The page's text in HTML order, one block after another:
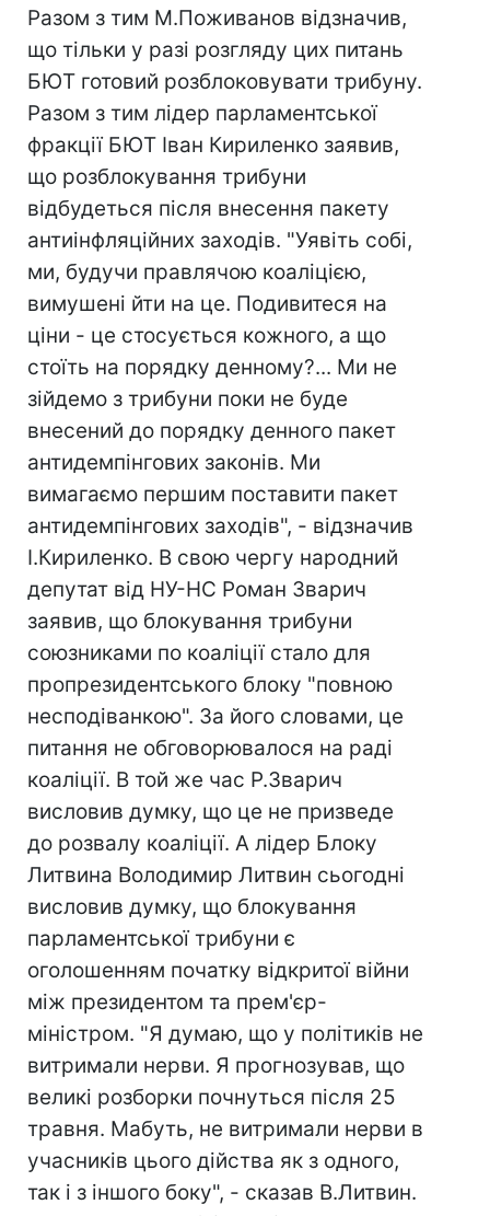
Разом з тим М.Поживанов відзначив,
що тільки у разі розгляду цих питань
БЮТ готовий розблоковувати трибуну.
Разом з тим лідер парламентської
фракції БЮТ Іван Кириленко заявив,
що розблокування трибуни
відбудеться після внесення пакету
антиінфляційних заходів. "Уявіть собі,
ми, будучи правлячою коаліцією,
вимушені йти на це. Подивитеся на
ціни - це стосується кожного, а що
стоїть на порядку денному?... Ми не
зійдемо з трибуни поки не буде
внесений до порядку денного пакет
антидемпінгових законів. Ми
вимагаємо першим поставити пакет
антидемпінгових заходів", - відзначив
І.Кириленко. В свою чергу народний
депутат від НУ-НС Роман Зварич
заявив, що блокування трибуни
союзниками по коаліції стало для
пропрезидентського блоку "повною
несподіванкою". За його словами, це
питання не обговорювалося на раді
коаліції. В той же час Р.Зварич
висловив думку, що це не призведе
до розвалу коаліції. А лідер Блоку
Литвина Володимир Литвин сьогодні
висловив думку, що блокування
парламентської трибуни є
оголошенням початку відкритої війни
між президентом та прем'єр-
міністром. "Я думаю, що у політиків не
витримали нерви. Я прогнозував, що
великі розборки почнуться після 25
травня. Мабуть, не витримали нерви в
учасників цього дійства як з одного,
так і з іншого боку", - сказав В.Литвин.